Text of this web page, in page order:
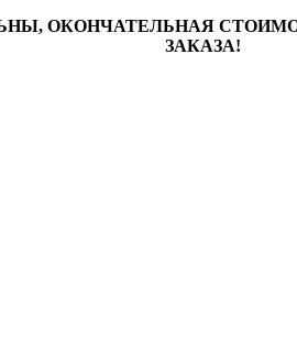
ОКОНЧАТЕЛЬНАЯ
ЗАКАЗА!